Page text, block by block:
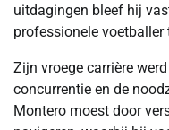
uitdagingen bleef hij
professionele voetballer
Zijn vroege carrière
concurrentie en de
Montero moest door